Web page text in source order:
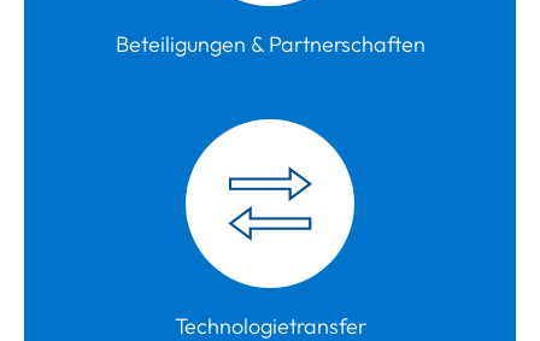
Beteiligungen & Partnerschaften
Technologietransfer